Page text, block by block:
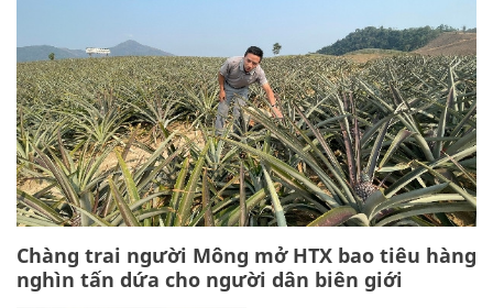
Chàng trai người Mông mở HTX bao tiêu hàng
nghìn tấn dứa cho người dân biên giới